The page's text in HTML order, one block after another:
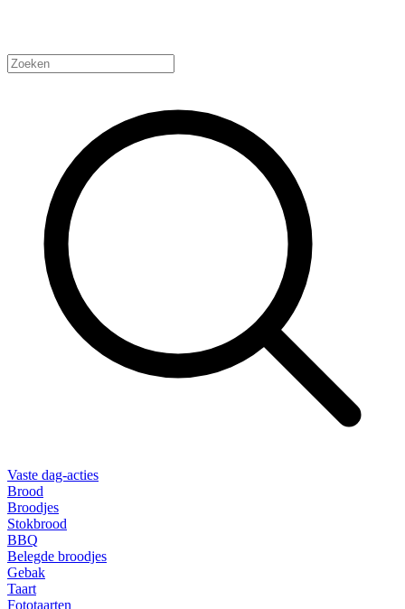
Vaste dag-acties
Brood
Broodjes
Stokbrood
BBQ
Belegde broodjes
Gebak
Taart
Fototaarten